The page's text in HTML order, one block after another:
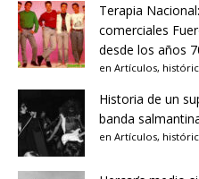
Terapia
comerciales
desde los años
en Artículos,
Historia de un
banda
en Artículos,